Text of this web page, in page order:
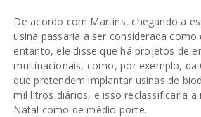
De acordo com Martins, chegando a
usina passaria a ser considerada
entanto, ele disse que há projetos de
multinacionais, como, por exemplo, da
que pretendem implantar usinas de
mil litros diários, e isso reclassificaria a
Natal como de médio porte.